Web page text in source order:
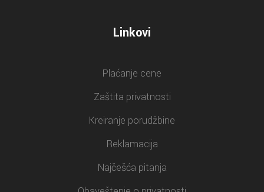
Linkovi
Plaćanje cene
Zaštita privatnosti
Kreiranje porudžbine
Reklamacija
Najčešća pitanja